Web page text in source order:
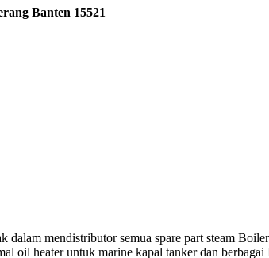
Banten 15521
dalam mendistributor semua spare part steam
oil heater untuk marine kapal tanker dan